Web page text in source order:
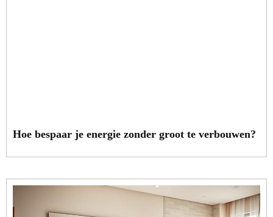
Hoe bespaar je energie zonder groot te verbouwen?